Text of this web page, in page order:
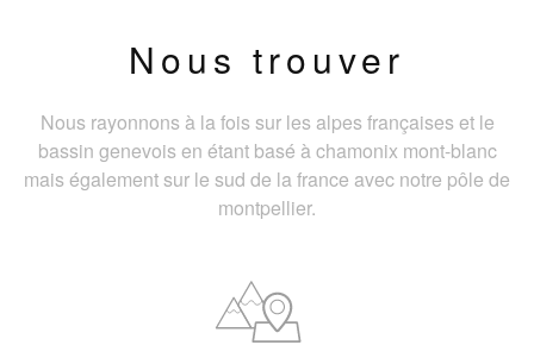
Nous trouver
Nous rayonnons à la fois sur les alpes françaises et le
bassin genevois en étant basé à chamonix mont-blanc
mais également sur le sud de la france avec notre pôle de
montpellier.